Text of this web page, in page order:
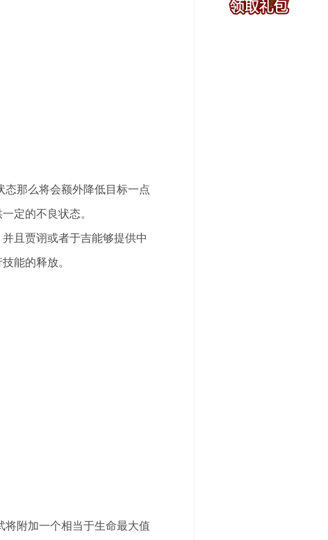
那么将会额外降低目标一点
定的不良状态。
且贾诩或者于吉能够提供中
能的释放。
附加一个相当于生命最大值